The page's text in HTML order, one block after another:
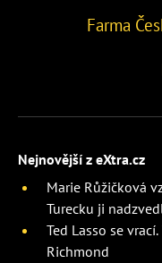
Farma
Nejnovější z eXtra.cz
Marie Růžičková
Turecku ji
Ted Lasso se
Richmond